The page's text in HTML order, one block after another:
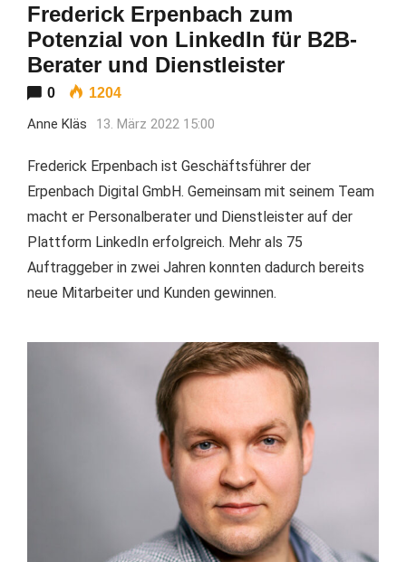
Frederick Erpenbach zum
Potenzial von LinkedIn für B2B-
Berater und Dienstleister
0 1204
Anne Kläs 13. März 2022 15:00
Frederick Erpenbach ist Geschäftsführer der
Erpenbach Digital GmbH. Gemeinsam mit seinem Team
macht er Personalberater und Dienstleister auf der
Plattform LinkedIn erfolgreich. Mehr als 75
Auftraggeber in zwei Jahren konnten dadurch bereits
neue Mitarbeiter und Kunden gewinnen.